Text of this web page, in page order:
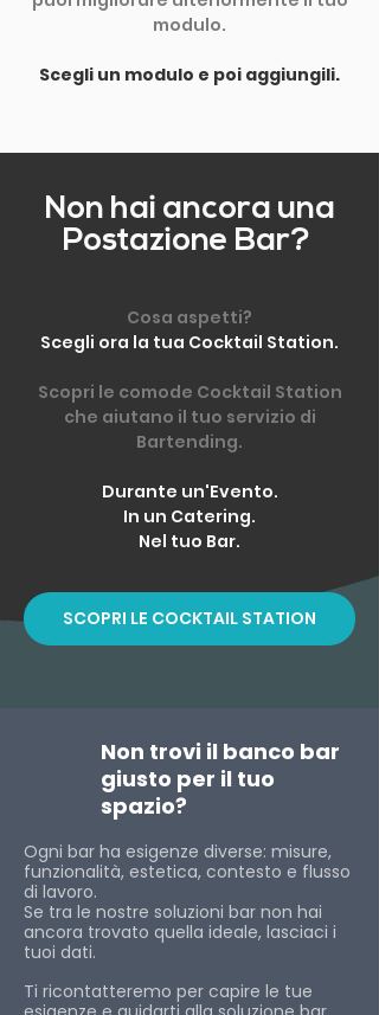
modulo.
Scegli un modulo e poi aggiungili.
Non hai ancora una
Postazione Bar?
Cosa aspetti?
Scegli ora la tua Cocktail Station.
Scopri le comode Cocktail Station
che aiutano il tuo servizio di
Bartending.
Durante un'Evento.
In un Catering.
Nel tuo Bar.
SCOPRI LE COCKTAIL STATION
Non trovi il banco bar
giusto per il tuo
spazio?
Ogni bar ha esigenze diverse: misure,
funzionalità, estetica, contesto e flusso
di lavoro.
Se tra le nostre soluzioni bar non hai
ancora trovato quella ideale, lasciaci i
tuoi dati.
Ti ricontatteremo per capire le tue